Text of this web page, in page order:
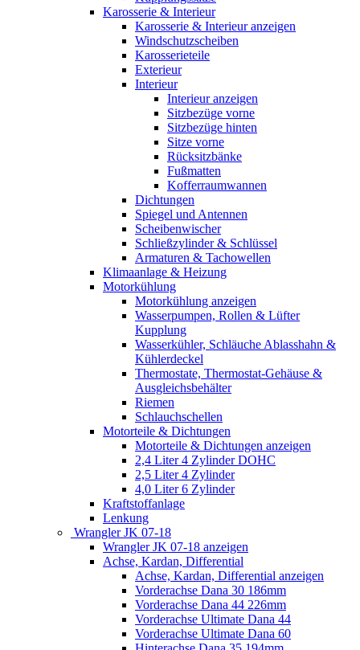
Karosserie & Interieur
Karosserie & Interieur anzeigen
Windschutzscheiben
Karosserieteile
Exterieur
Interieur
Interieur anzeigen
Sitzbezüge vorne
Sitzbezüge hinten
Sitze vorne
Rücksitzbänke
Fußmatten
Kofferraumwannen
Dichtungen
Spiegel und Antennen
Scheibenwischer
Schließzylinder & Schlüssel
Armaturen & Tachowellen
Klimaanlage & Heizung
Motorkühlung
Motorkühlung anzeigen
Wasserpumpen, Rollen & Lüfter
Kupplung
Wasserkühler, Schläuche Ablasshahn &
Kühlerdeckel
Thermostate, Thermostat-Gehäuse &
Ausgleichsbehälter
Riemen
Schlauchschellen
Motorteile & Dichtungen
Motorteile & Dichtungen anzeigen
2,4 Liter 4 Zylinder DOHC
2,5 Liter 4 Zylinder
4,0 Liter 6 Zylinder
Kraftstoffanlage
Lenkung
Wrangler JK 07-18
Wrangler JK 07-18 anzeigen
Achse, Kardan, Differential
Achse, Kardan, Differential anzeigen
Vorderachse Dana 30 186mm
Vorderachse Dana 44 226mm
Vorderachse Ultimate Dana 44
Vorderachse Ultimate Dana 60